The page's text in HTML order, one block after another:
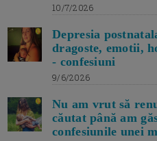
10/7/2026
Depresia
dragoste, emotii,
- confesiuni
9/6/2026
Nu am vrut să
căutat până am
confesiunile unei